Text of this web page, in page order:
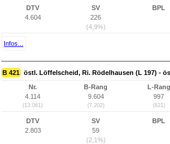
DTV
4.604
SV
226
(4,9%)
BPL
Infos...
B 421 östl. Löffelscheid, Ri. Rödelhausen (L 197) -
Nr.
4.114
(13.061)
B-Rang
9.604
(7.202)
L-Rang
997
(821)
DTV
2.803
SV
59
(2,1%)
BPL